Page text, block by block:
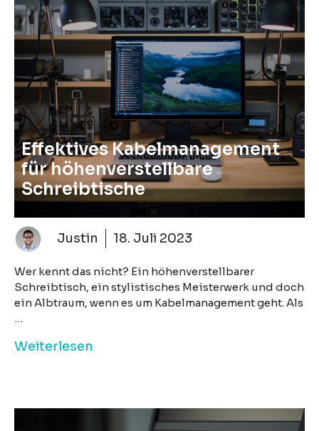
Effektives Kabelmanagement
für höhenverstellbare
Schreibtische
Justin 18. Juli 2023
Wer kennt das nicht? Ein höhenverstellbarer
Schreibtisch, ein stylistisches Meisterwerk und doch
ein Albtraum, wenn es um Kabelmanagement geht. Als
…
Weiterlesen